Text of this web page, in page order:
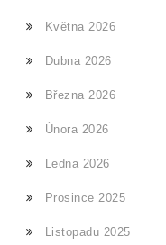
Května 2026
Dubna 2026
Března 2026
Února 2026
Ledna 2026
Prosince 2025
Listopadu 2025